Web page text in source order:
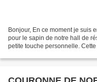
Bonjour, En ce moment je suis
pour le sapin de notre hall de
petite touche personnelle.